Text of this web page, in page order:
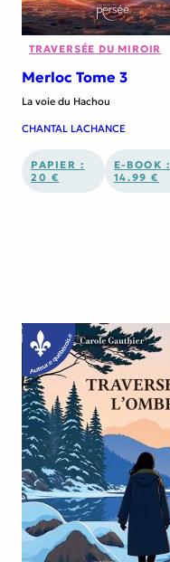
TRAVERSÉE DU MIROIR
Merloc Tome 3
La voie du Hachou
CHANTAL LACHANCE
PAPIER :
20 €
E-BOOK :
14.99 €